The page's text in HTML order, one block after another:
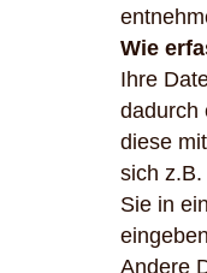
Wie
Ihre
dadurch
diese
sich
Sie in
Andere